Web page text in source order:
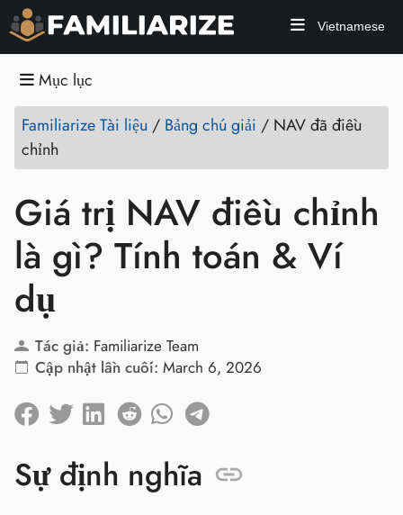
Vietnamese
Mục lục
Familiarize Tài liệu / Bảng chú giải / NAV đã điều
chỉnh
Giá trị NAV điều chỉnh
là gì? Tính toán & Ví
dụ
Tác giả: Familiarize Team
Cập nhật lần cuối: March 6, 2026
Sự định nghĩa